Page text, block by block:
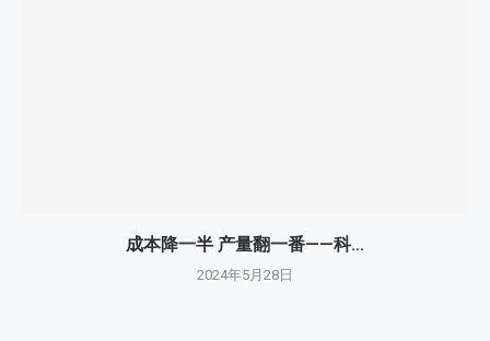
成本降一半 产量翻一番——科...
2024年5月28日